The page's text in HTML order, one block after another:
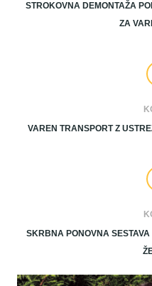
STROKOVNA DEMONTAŽA
ZA
VAREN TRANSPORT Z
SKRBNA PONOVNA SESTAVA